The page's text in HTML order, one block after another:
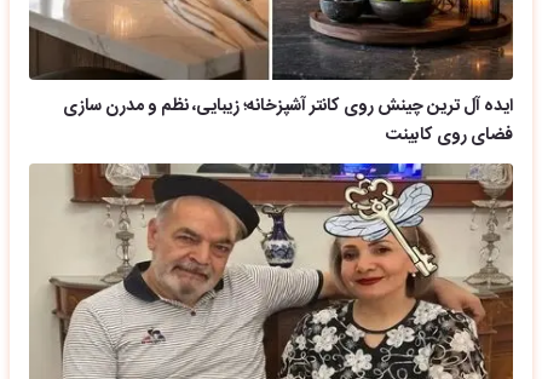
ایده آل ترین چینش روی کانتر آشپزخانه؛ زیبایی، نظم و مدرن سازی
فضای روی کابینت